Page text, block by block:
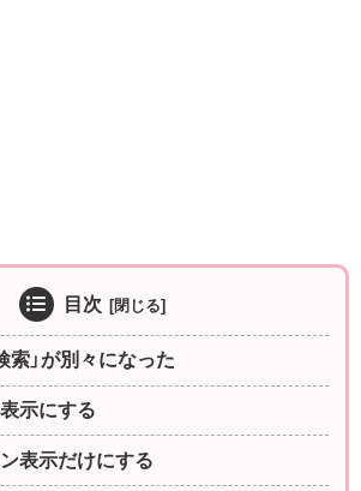
目次
索」が別々になった
表示にする
ン表示だけにする